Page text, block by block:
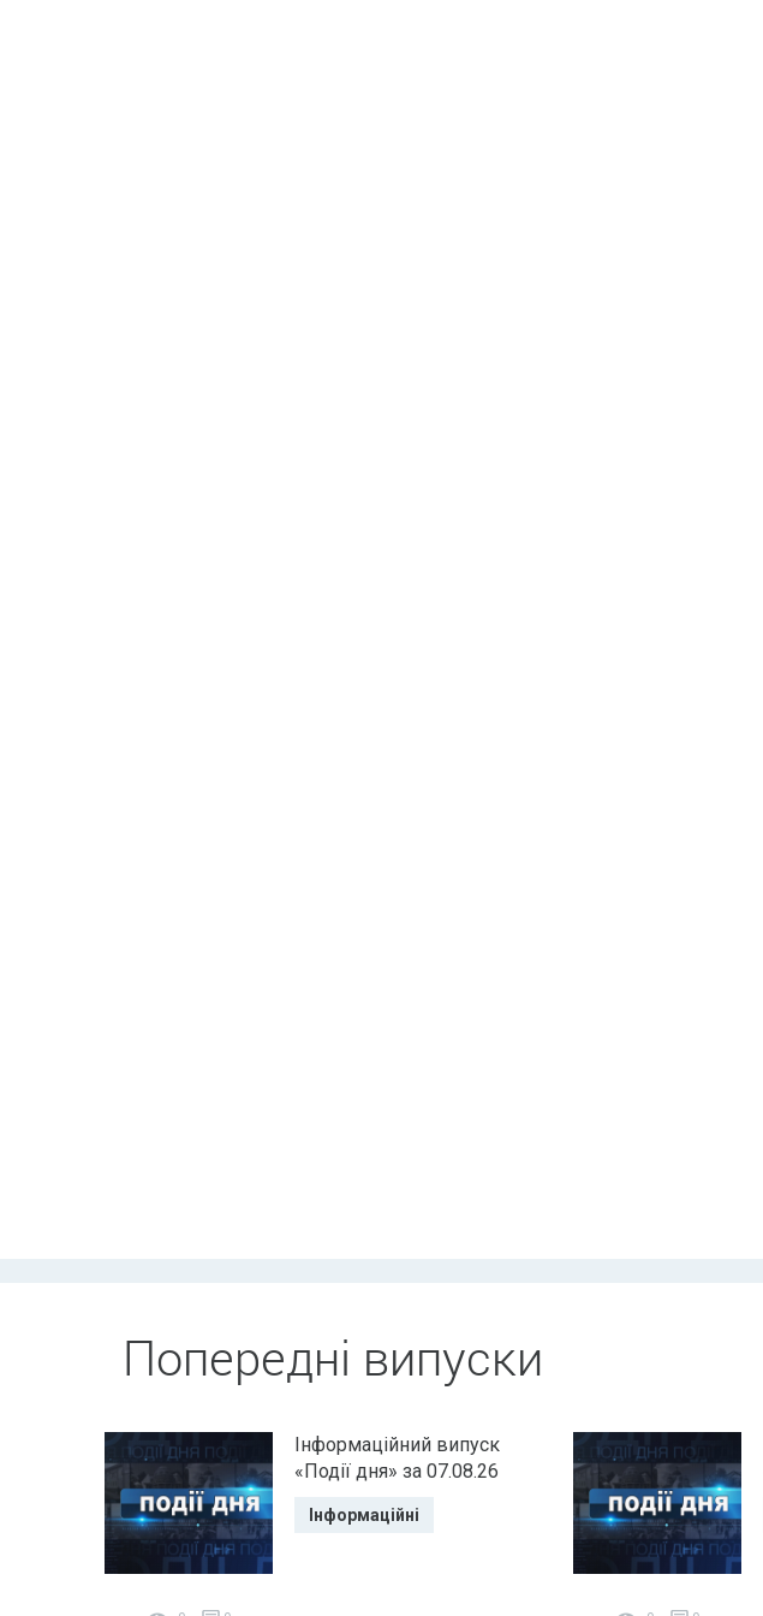
Попередні випуски
Інформаційний випуск
«Події дня» за 07.08.26
Інформаційні